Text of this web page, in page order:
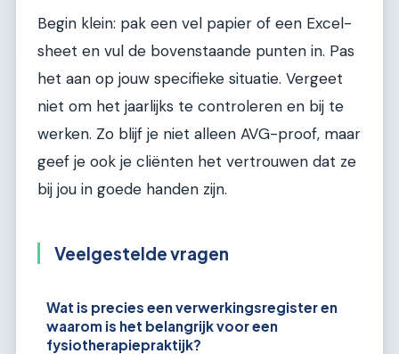
Begin klein: pak een vel papier of een Excel-
sheet en vul de bovenstaande punten in. Pas
het aan op jouw specifieke situatie. Vergeet
niet om het jaarlijks te controleren en bij te
werken. Zo blijf je niet alleen AVG-proof, maar
geef je ook je cliënten het vertrouwen dat ze
bij jou in goede handen zijn.
Veelgestelde vragen
Wat is precies een verwerkingsregister en
waarom is het belangrijk voor een
fysiotherapiepraktijk?